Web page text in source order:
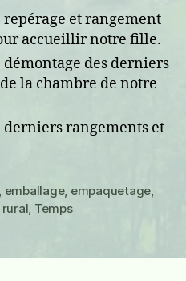
repérage et rangement
accueillir notre fille.
démontage des derniers
la chambre de notre
derniers rangements et
, emballage, empaquetage,
rural, Temps